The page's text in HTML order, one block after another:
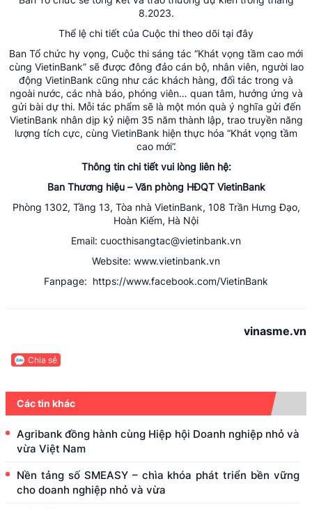
8.2023.
Thể lệ chi tiết của Cuộc thi theo dõi tại đây
Ban Tổ chức hy vọng, Cuộc thi sáng tác “Khát vọng tầm cao mới
cùng VietinBank” sẽ được đông đảo cán bộ, nhân viên, người lao
động VietinBank cũng như các khách hàng, đối tác trong và
ngoài nước, các nhà báo, phóng viên… quan tâm, hưởng ứng và
gửi bài dự thi. Mỗi tác phẩm sẽ là một món quà ý nghĩa gửi đến
VietinBank nhân dịp kỷ niệm 35 năm thành lập, trao truyền năng
lượng tích cực, cùng VietinBank hiện thực hóa “Khát vọng tầm
cao mới”.
Thông tin chi tiết vui lòng liên hệ:
Ban Thương hiệu – Văn phòng HĐQT VietinBank
Phòng 1302, Tầng 13, Tòa nhà VietinBank, 108 Trần Hưng Đạo,
Hoàn Kiếm, Hà Nội
Email: cuocthisangtac@vietinbank.vn
Website: www.vietinbank.vn
Fanpage: https://www.facebook.com/VietinBank
vinasme.vn
Chia sẻ
Các tin khác
Agribank đồng hành cùng Hiệp hội Doanh nghiệp nhỏ và
vừa Việt Nam
Nền tảng số SMEASY – chìa khóa phát triển bền vững
cho doanh nghiệp nhỏ và vừa